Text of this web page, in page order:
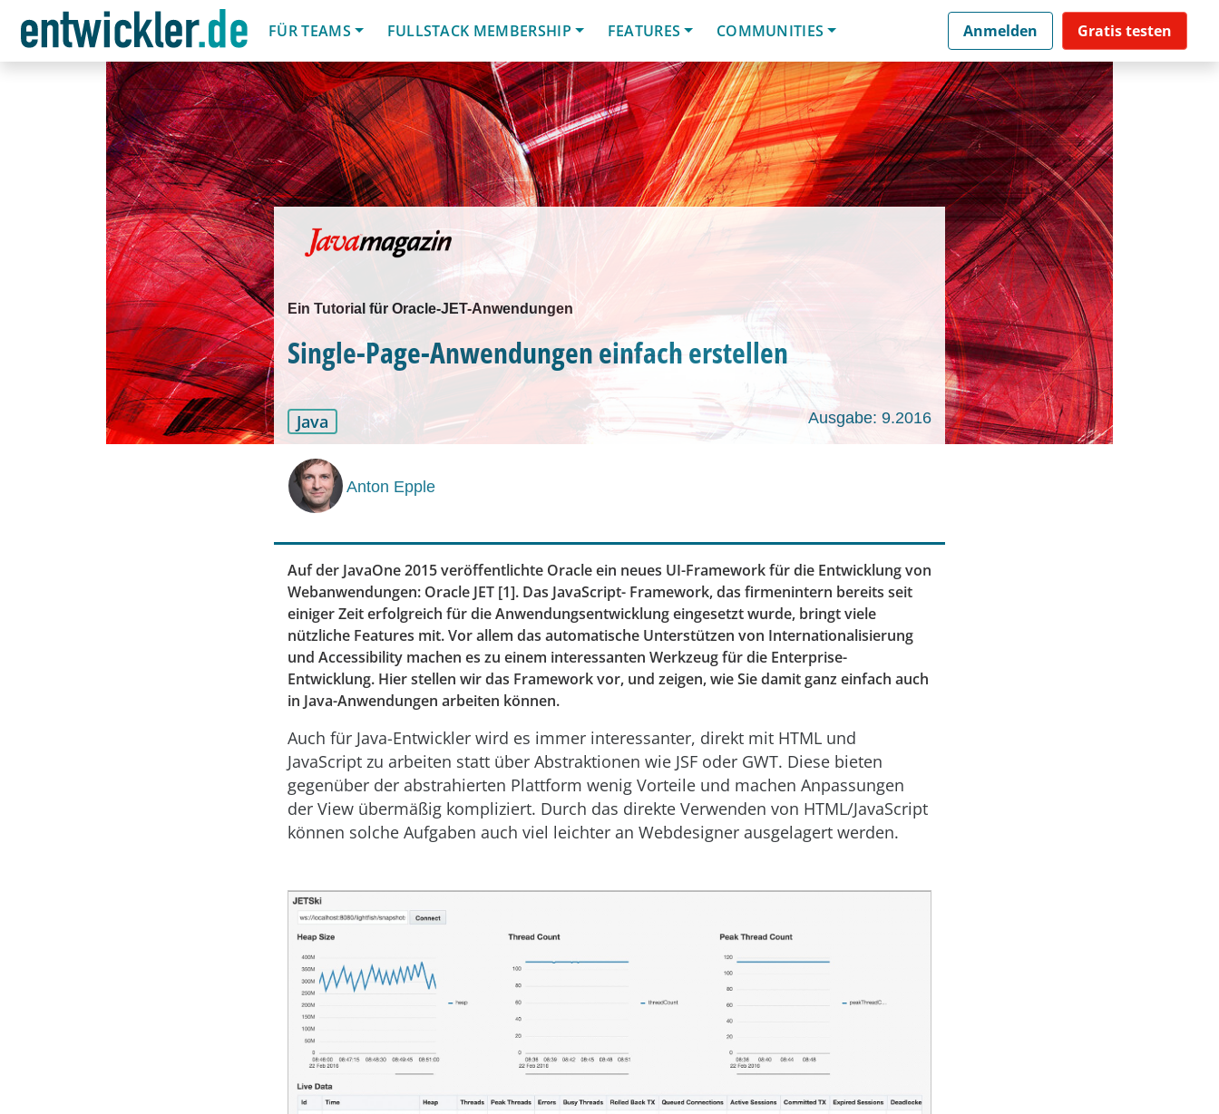
FÜR TEAMS
FULLSTACK MEMBERSHIP FEATURES COMMUNITIES Anmelden Gratis testen
Ein Tutorial für Oracle-JET-Anwendungen
Single-Page-Anwendungen einfach erstellen
Java Ausgabe: 9.2016
Anton Epple
Auf der JavaOne 2015 veröffentlichte Oracle ein neues UI-Framework für die Entwicklung von
Webanwendungen: Oracle JET [1]. Das JavaScript- Framework, das firmenintern bereits seit
einiger Zeit erfolgreich für die Anwendungsentwicklung eingesetzt wurde, bringt viele
nützliche Features mit. Vor allem das automatische Unterstützen von Internationalisierung
und Accessibility machen es zu einem interessanten Werkzeug für die Enterprise-
Entwicklung. Hier stellen wir das Framework vor, und zeigen, wie Sie damit ganz einfach auch
in Java-Anwendungen arbeiten können.
Auch für Java-Entwickler wird es immer interessanter, direkt mit HTML und
JavaScript zu arbeiten statt über Abstraktionen wie JSF oder GWT. Diese bieten
gegenüber der abstrahierten Plattform wenig Vorteile und machen Anpassungen
der View übermäßig kompliziert. Durch das direkte Verwenden von HTML/JavaScript
können solche Aufgaben auch viel leichter an Webdesigner ausgelagert werden.